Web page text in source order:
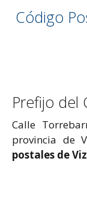
Código
Prefijo del
Calle
provincia de
postales de